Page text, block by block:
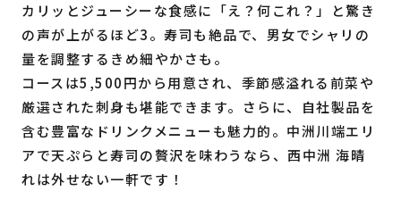
カリッとジューシーな食感に「え？何これ？」と驚き
の声が上がるほど3。寿司も絶品で、男女でシャリの
量を調整するきめ細やかさも。
コースは5,500円から用意され、季節感溢れる前菜や
厳選された刺身も堪能できます。さらに、自社製品を
含む豊富なドリンクメニューも魅力的。中洲川端エリ
アで天ぷらと寿司の贅沢を味わうなら、西中洲 海晴
れは外せない一軒です！